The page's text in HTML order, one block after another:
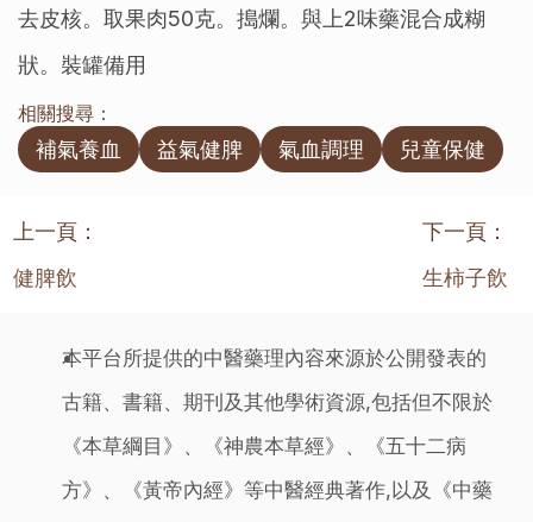
去皮核。取果肉50克。搗爛。與上2味藥混合成糊
狀。裝罐備用
相關搜尋：
補氣養血 益氣健脾 氣血調理 兒童保健
上一頁：
健脾飲
下一頁：
生柿子飲
本平台所提供的中醫藥理內容來源於公開發表的
古籍、書籍、期刊及其他學術資源,包括但不限於
《本草綱目》、《神農本草經》、《五十二病
方》、《黃帝內經》等中醫經典著作,以及《中藥